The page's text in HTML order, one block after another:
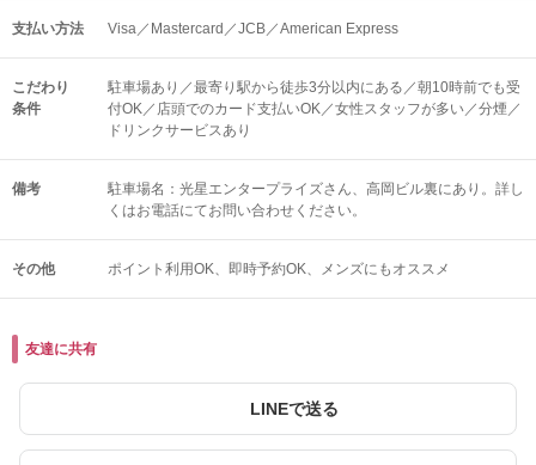
支払い方法 Visa／Mastercard／JCB／American Express
こだわり
条件
駐車場あり／最寄り駅から徒歩3分以内にある／朝10時前でも受
付OK／店頭でのカード支払いOK／女性スタッフが多い／分煙／
ドリンクサービスあり
備考
駐車場名：光星エンタープライズさん、高岡ビル裏にあり。詳し
くはお電話にてお問い合わせください。
その他 ポイント利用OK 即時予約OK メンズにもオススメ
友達に共有
LINEで送る